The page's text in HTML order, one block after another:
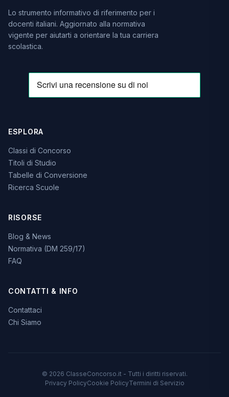
Lo strumento informativo di riferimento per i
docenti italiani. Aggiornato alla normativa
vigente per aiutarti a orientare la tua carriera
scolastica.
ESPLORA
Classi di Concorso
Titoli di Studio
Tabelle di Conversione
Ricerca Scuole
RISORSE
Blog & News
Normativa (DM 259/17)
FAQ
CONTATTI & INFO
Contattaci
Chi Siamo
© 2026 ClasseConcorso.it - Tutti i diritti riservati.
Privacy PolicyCookie PolicyTermini di Servizio